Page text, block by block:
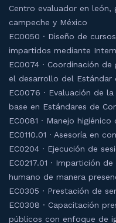
Centro evaluador en
campeche y México
EC0050 · Diseño de
impartidos mediante
EC0074 · Coordinación
el desarrollo del Estándar
EC0076 · Evaluación de
base en Estándares de
EC0081 · Manejo
EC0110.01 · Asesoría en
EC0204 · Ejecución de
EC0217.01 · Impartición
humano de manera
EC0305 · Prestación de
EC0308 · Capacitación
públicos con enfoque de